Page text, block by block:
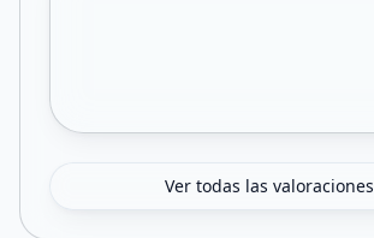
Ver todas las valoraciones